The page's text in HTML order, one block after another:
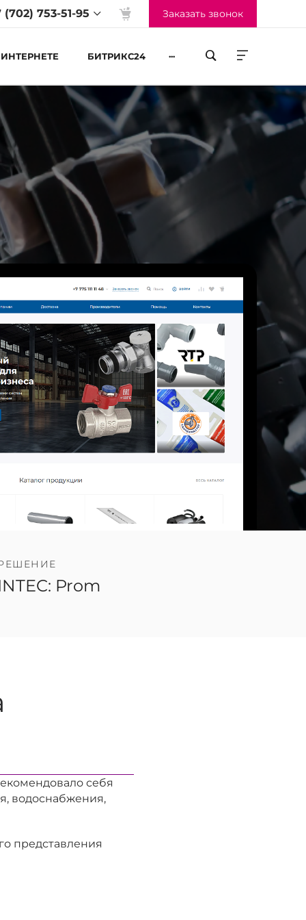
(702) 753-51-95
работы
Пт 09:00 до 18:00
Вс Выходные
Заказать звонок
БИТРИКС24 ...
Prom
себя
водоснабжения,
представления